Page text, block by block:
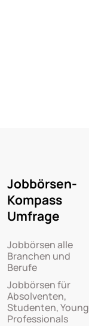
Jobbörsen-
Kompass
Umfrage
Jobbörsen alle
Branchen und
Berufe
Jobbörsen für
Absolventen,
Studenten, Young
Professionals